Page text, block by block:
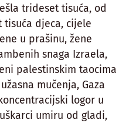
trideset tisuća, od
djeca, cijele
u prašinu, žene
snaga Izraela,
palestinskim taocima
mučenja, Gaza
logor u
umiru od gladi,